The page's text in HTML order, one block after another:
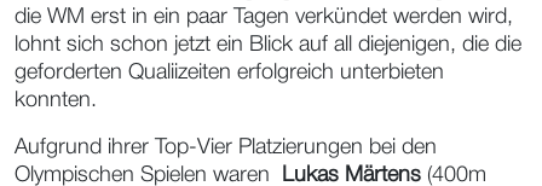
die WM erst in ein paar Tagen verkündet werden wird,
lohnt sich schon jetzt ein Blick auf all diejenigen, die die
geforderten Qualiizeiten erfolgreich unterbieten
konnten.
Aufgrund ihrer Top-Vier Platzierungen bei den
Olympischen Spielen waren
Lukas Märtens (400m